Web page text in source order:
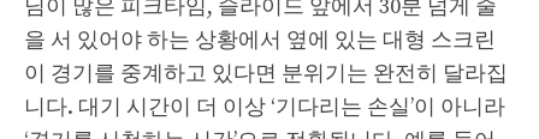
님이 많은 피크타임, 슬라이드 앞에서 30분 넘게 줄
을 서 있어야 하는 상황에서 옆에 있는 대형 스크린
이 경기를 중계하고 있다면 분위기는 완전히 달라집
니다. 대기 시간이 더 이상 ‘기다리는 손실’이 아니라